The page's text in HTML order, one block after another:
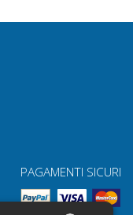
PAGAMENTI SICURI